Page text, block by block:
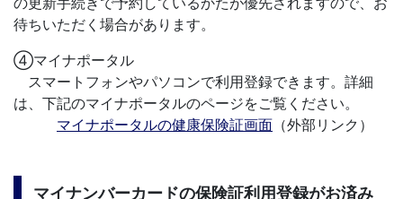
待ちいただく場合があります。
④マイナポータル
スマートフォンやパソコンで利用登録できます。詳細
は、下記のマイナポータルのページをご覧ください。
マイナポータルの健康保険証画面 （外部リンク）
マイナンバーカードの保険証利用登録がお済み